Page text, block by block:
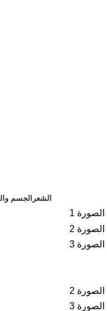
الشعر الجسم